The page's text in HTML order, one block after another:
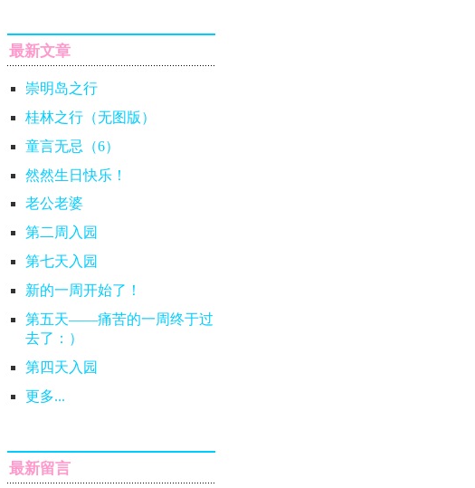
最新文章
崇明岛之行
桂林之行（无图版）
童言无忌（6）
然然生日快乐！
老公老婆
第二周入园
第七天入园
新的一周开始了！
第五天——痛苦的一周终于过
去了：）
第四天入园
更多...
最新留言